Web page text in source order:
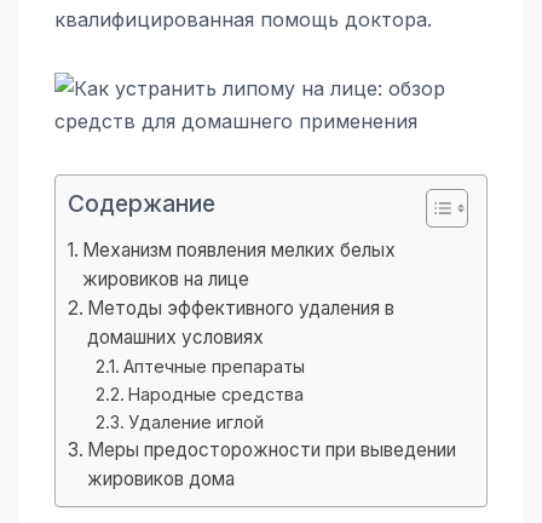
квалифицированная помощь доктора.
Содержание
Механизм появления мелких белых
жировиков на лице
Методы эффективного удаления в
домашних условиях
Аптечные препараты
Народные средства
Удаление иглой
Меры предосторожности при выведении
жировиков дома